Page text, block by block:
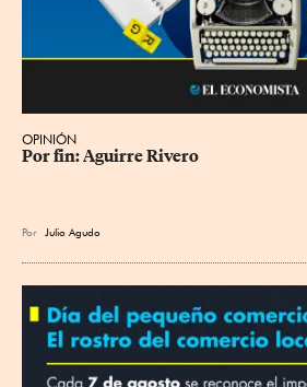
OPINIÓN
Por fin: Aguirre Rivero
Por Julio Agudo